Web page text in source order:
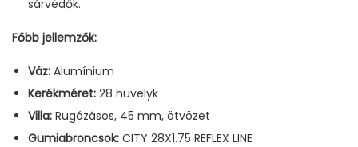
sárvédők.
Főbb jellemzők:
Váz: Alumínium
Kerékméret: 28 hüvelyk
Villa: Rugózásos, 45 mm, ötvözet
Gumiabroncsok: CITY 28X1.75 REFLEX LINE